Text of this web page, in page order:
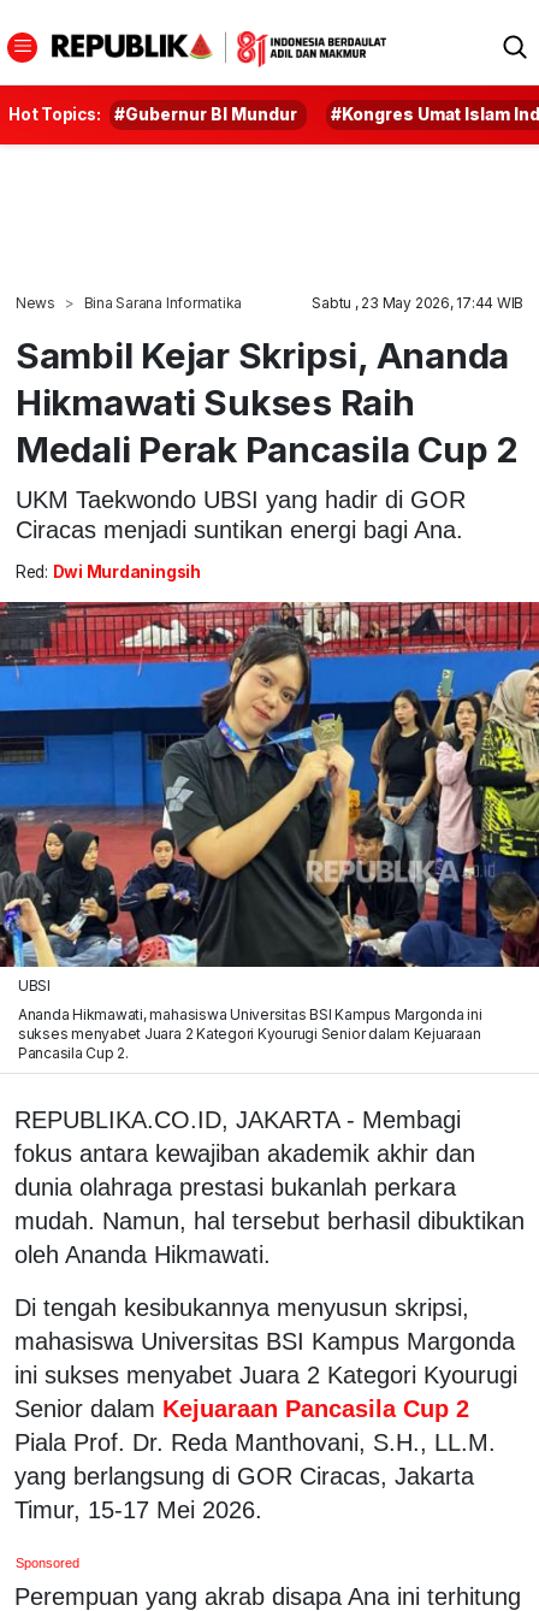
Hot Topics: #Gubernur BI Mundur #Kongres Umat Islam
News Bina Sarana Informatika Sabtu , 23 May 2026, 17:44 WIB
Sambil Kejar Skripsi, Ananda
Hikmawati Sukses Raih
Medali Perak Pancasila Cup 2
UKM Taekwondo UBSI yang hadir di GOR
Ciracas menjadi suntikan energi bagi Ana.
Red: Dwi Murdaningsih
UBSI
Ananda Hikmawati, mahasiswa Universitas BSI Kampus Margonda ini
sukses menyabet Juara 2 Kategori Kyourugi Senior dalam Kejuaraan
Pancasila Cup 2.
REPUBLIKA.CO.ID, JAKARTA - Membagi
fokus antara kewajiban akademik akhir dan
dunia olahraga prestasi bukanlah perkara
mudah. Namun, hal tersebut berhasil dibuktikan
oleh Ananda Hikmawati.
Di tengah kesibukannya menyusun skripsi,
mahasiswa Universitas BSI Kampus Margonda
ini sukses menyabet Juara 2 Kategori Kyourugi
Senior dalam Kejuaraan Pancasila Cup 2
Piala Prof. Dr. Reda Manthovani, S.H., LL.M.
yang berlangsung di GOR Ciracas, Jakarta
Timur, 15-17 Mei 2026.
Sponsored
Perempuan yang akrab disapa Ana ini terhitung